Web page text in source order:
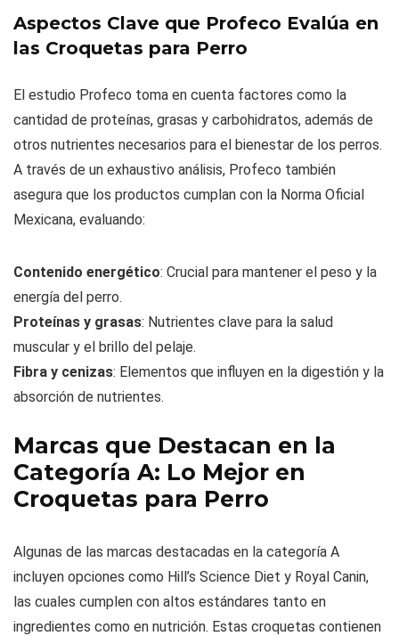
Aspectos Clave que Profeco Evalúa en
las Croquetas para Perro
El estudio Profeco toma en cuenta factores como la
cantidad de proteínas, grasas y carbohidratos, además de
otros nutrientes necesarios para el bienestar de los perros.
A través de un exhaustivo análisis, Profeco también
asegura que los productos cumplan con la Norma Oficial
Mexicana, evaluando:
Contenido energético: Crucial para mantener el peso y la
energía del perro.
Proteínas y grasas: Nutrientes clave para la salud
muscular y el brillo del pelaje.
Fibra y cenizas: Elementos que influyen en la digestión y la
absorción de nutrientes.
Marcas que Destacan en la
Categoría A: Lo Mejor en
Croquetas para Perro
Algunas de las marcas destacadas en la categoría A
incluyen opciones como Hill’s Science Diet y Royal Canin,
las cuales cumplen con altos estándares tanto en
ingredientes como en nutrición. Estas croquetas contienen